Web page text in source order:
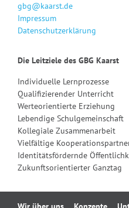
gbg@kaarst.de
Impressum
Datenschutzerklärung
Die Leitziele des GBG Kaarst
Individuelle Lernprozesse
Qualifizierender Unterricht
Werteorientierte Erziehung
Lebendige Schulgemeinschaft
Kollegiale Zusammenarbeit
Vielfältige
Identitätsfördernde
Zukunftsorientierter Ganztag
Navigation